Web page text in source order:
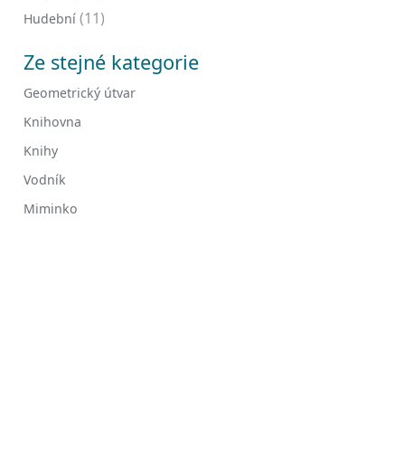
Hudební (11)
Ze stejné kategorie
Geometrický útvar
Knihovna
Knihy
Vodník
Miminko